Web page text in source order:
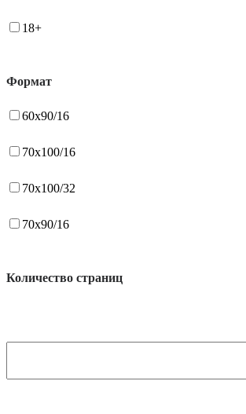
18+
Формат
60x90/16
70x100/16
70x100/32
70x90/16
Количество страниц